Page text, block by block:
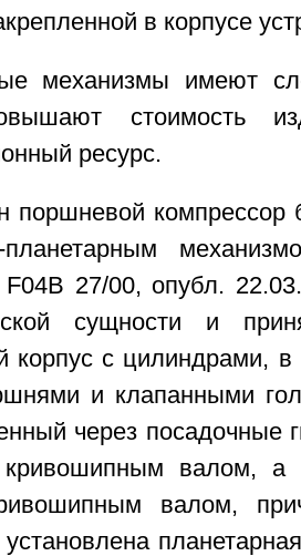
в корпусе
механизмы имеют
стоимость
ресурс.
поршневой компрессор
планетарным
27/00, опубл.
сущности и
корпус с цилиндрами,
и клапанными
через посадочные
валом, а
валом,